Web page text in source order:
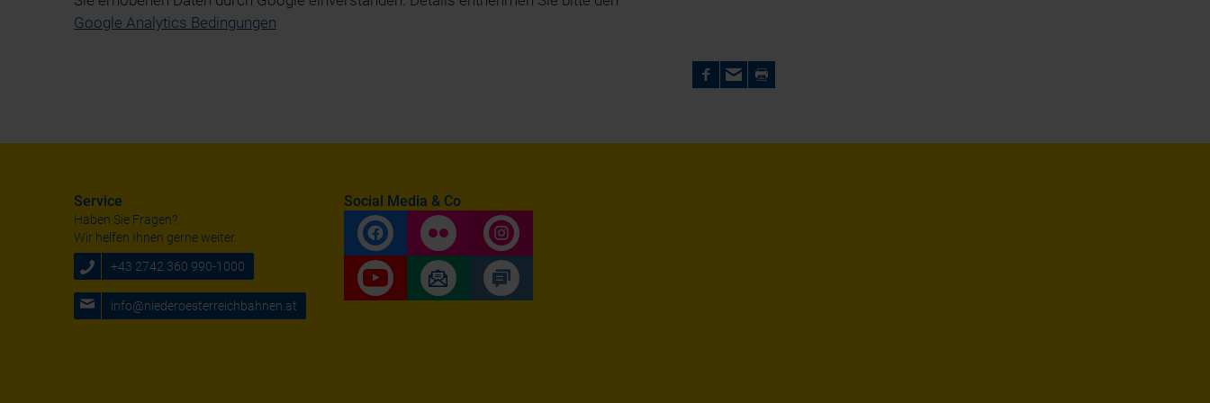
Google Analytics Bedingungen
Service
Haben Sie Fragen?
Wir helfen Ihnen gerne weiter.
+43 2742 360 990-1000
info@niederoesterreichbahnen.at
Social Media & Co